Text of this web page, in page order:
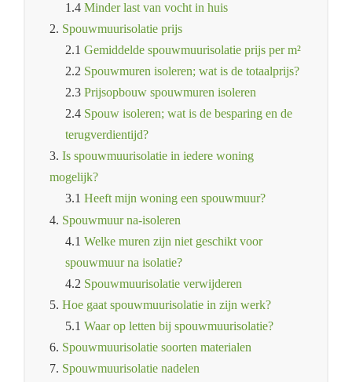
1.4 Minder last van vocht in huis
2. Spouwmuurisolatie prijs
2.1 Gemiddelde spouwmuurisolatie prijs per m²
2.2 Spouwmuren isoleren; wat is de totaalprijs?
2.3 Prijsopbouw spouwmuren isoleren
2.4 Spouw isoleren; wat is de besparing en de
terugverdientijd?
3. Is spouwmuurisolatie in iedere woning
mogelijk?
3.1 Heeft mijn woning een spouwmuur?
4. Spouwmuur na-isoleren
4.1 Welke muren zijn niet geschikt voor
spouwmuur na isolatie?
4.2 Spouwmuurisolatie verwijderen
5. Hoe gaat spouwmuurisolatie in zijn werk?
5.1 Waar op letten bij spouwmuurisolatie?
6. Spouwmuurisolatie soorten materialen
7. Spouwmuurisolatie nadelen